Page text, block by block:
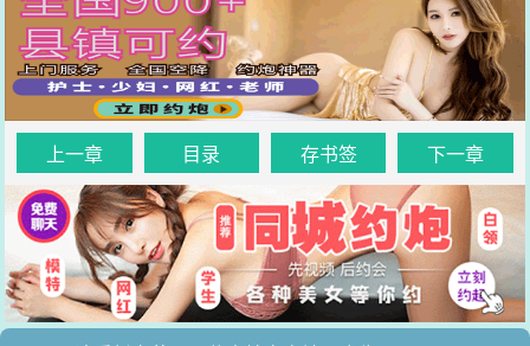
上一章 目录 存书签 下一章